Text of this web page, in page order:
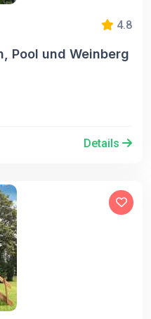
4.8
Pool und Weinberg
Details